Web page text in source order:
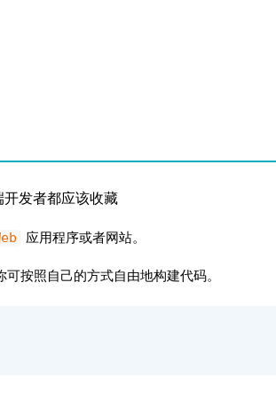
应用程序或者网站。
按照自己的方式自由地构建代码。